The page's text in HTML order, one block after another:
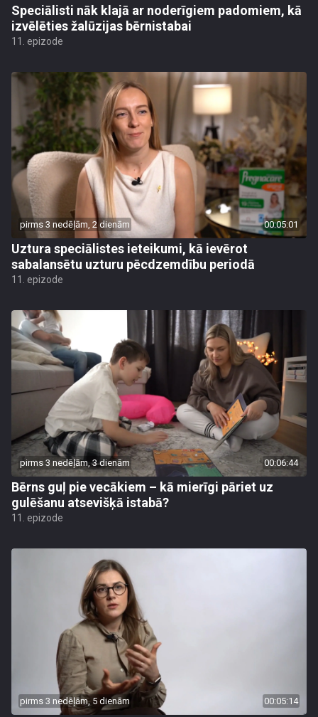
Speciālisti nāk klajā ar noderīgiem padomiem, kā
izvēlēties žalūzijas bērnistabai
11. epizode
pirms 3 nedēļām, 2 dienām 00:05:01
Uztura speciālistes ieteikumi, kā ievērot
sabalansētu uzturu pēcdzemdību periodā
11. epizode
pirms 3 nedēļām, 3 dienām 00:06:44
Bērns guļ pie vecākiem – kā mierīgi pāriet uz
gulēšanu atsevišķā istabā?
11. epizode
pirms 3 nedēļām, 5 dienām 00:05:14